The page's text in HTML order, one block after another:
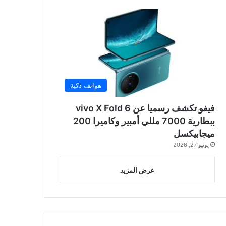
هواتف ذكية
فيفو تكشف رسميا عن vivo X Fold 6
ببطارية 7000 مللي أمبير وكاميرا 200
ميجابيكسل
يونيو 27, 2026
عرض المزيد